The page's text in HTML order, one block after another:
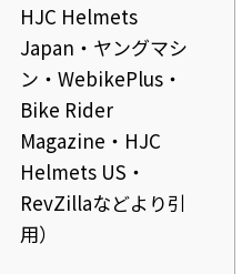
HJC Helmets
Japan・ヤングマシ
ン・WebikePlus・
Bike Rider
Magazine・HJC
Helmets US・
RevZillaなどより引
用）